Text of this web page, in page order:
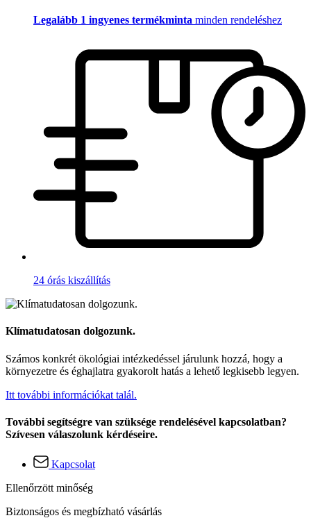
Legalább 1 ingyenes termékminta minden rendeléshez
24 órás kiszállítás
Klímatudatosan dolgozunk.
Számos konkrét ökológiai intézkedéssel járulunk hozzá, hogy a
környezetre és éghajlatra gyakorolt hatás a lehető legkisebb legyen.
Itt további információkat talál.
További segítségre van szüksége rendelésével kapcsolatban?
Szívesen válaszolunk kérdéseire.
Kapcsolat
Ellenőrzött minőség
Biztonságos és megbízható vásárlás